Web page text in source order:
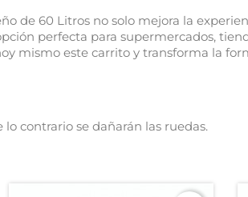
de 60 Litros no solo mejora la
perfecta para supermercados,
mismo este carrito y transforma la
contrario se dañarán las ruedas.